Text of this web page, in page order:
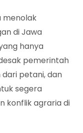
menolak
di Jawa
hanya
pemerintah
petani, dan
segera
konflik agraria di